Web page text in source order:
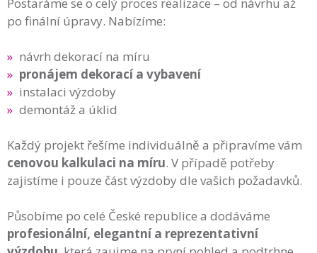
po finální úpravy. Nabízíme:
návrh dekorací na míru
pronájem dekorací a vybavení
instalaci výzdoby
demontáž a úklid
Každý projekt řešíme individuálně a připravíme vám
cenovou kalkulaci na míru. V případě potřeby
zajistíme i pouze část výzdoby dle vašich požadavků.
Působíme po celé České republice a dodáváme
profesionální, elegantní a reprezentativní